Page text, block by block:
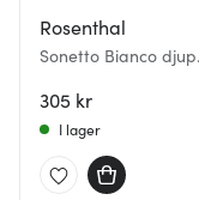
Rosenthal
Sonetto Bianco djup
305 kr
I lager